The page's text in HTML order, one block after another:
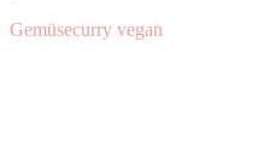
Gemüsecurry vegan